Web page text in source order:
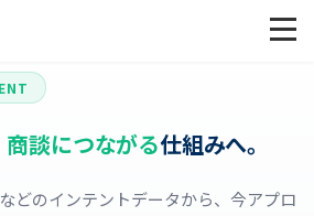
商談につながる仕組みへ。
どのインテントデータから、今アプロ